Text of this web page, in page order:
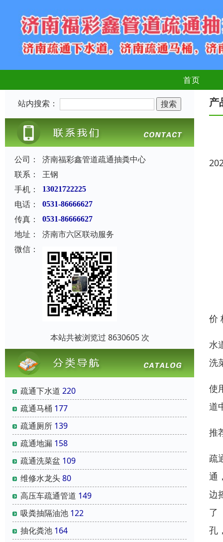
首页
站内搜索：
公司：
济南福彩鑫管道疏通抽粪中心
联系：
王钢
手机：
13021722225
电话： 0531-86666627
传真： 0531-86666627
地址：
济南市六区联动服务
微信：
本站共被浏览过 8630605 次
疏通下水道 220
疏通马桶 177
疏通厕所 139
疏通地漏 158
疏通洗菜盆 109
维修水龙头80
高压车疏通管道 149
吸粪抽隔油池 122
抽化粪池 164
产
价
水
洗
使
道
推
疏
通
边
了
孔